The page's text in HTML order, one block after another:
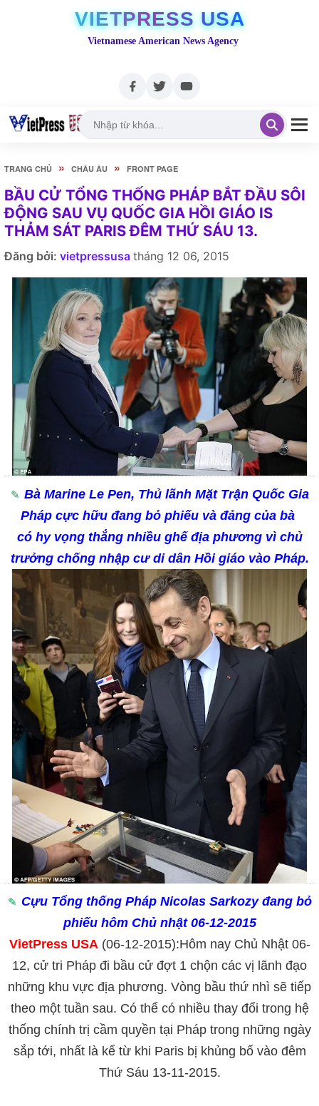
VIETPRESS USA
Vietnamese American News Agency
TRANG CHỦ » CHÂU ÂU » FRONT PAGE
BẦU CỬ TỔNG THỐNG PHÁP BẮT ĐẦU SÔI
ĐỘNG SAU VỤ QUỐC GIA HỒI GIÁO IS
THẢM SÁT PARIS ĐÊM THỨ SÁU 13.
Đăng bởi: vietpressusa tháng 12 06, 2015
Bà Marine Le Pen, Thủ lãnh Mặt Trận Quốc Gia
Pháp cực hữu đang bỏ phiếu và đảng của bà
có hy vọng thắng nhiều ghế địa phương vì chủ
trưởng chống nhập cư di dân Hồi giáo vào Pháp.
Cựu Tổng thống Pháp Nicolas Sarkozy đang bỏ
phiếu hôm Chủ nhật 06-12-2015
VietPress USA(06-12-2015):Hôm nay Chủ Nhật 06-
12, cử tri Pháp đi bầu cử đợt 1 chộn các vị lãnh đạo
những khu vực địa phương. Vòng bầu thứ nhì sẽ tiếp
theo một tuần sau. Có thể có nhiều thay đổi trong hệ
thống chính trị cầm quyền tại Pháp trong những ngày
sắp tới, nhất là kể từ khi Paris bị khủng bố vào đêm
Thứ Sáu 13-11-2015.